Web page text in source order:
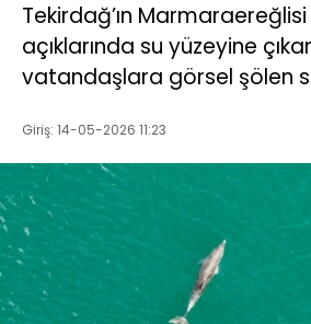
Tekirdağ’ın
açıklarında su yüzeyine
vatandaşlara görsel şölen
Giriş: 14-05-2026 11:23